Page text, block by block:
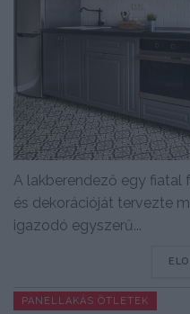
A lakberendező egy fiatal
és dekorációját tervezte
igazodó egyszerű...
PANELLAKÁS ÖTLETEK